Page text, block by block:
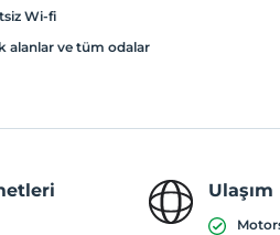
Wi-fi
alanlar ve tüm odalar
Ulaşım